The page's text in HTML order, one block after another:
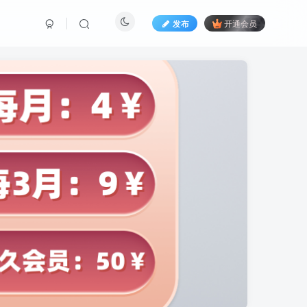
发布 开通会员